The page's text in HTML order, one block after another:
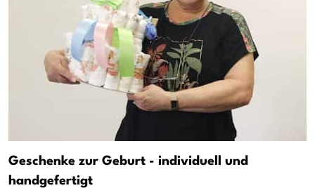
Geschenke zur Geburt - individuell und
handgefertigt